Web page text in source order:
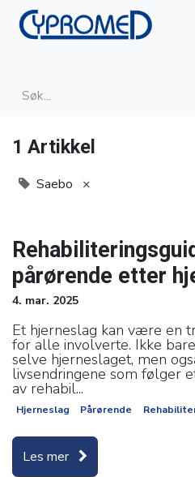
1 Artikkel
Saebo ×
pårørende etter
4. mar. 2025
Et hjerneslag kan være en
for alle involverte. Ikke
selve hjerneslaget, men
livsendringene som følger
av rehabil...
Hjerneslag Pårørende
Les mer